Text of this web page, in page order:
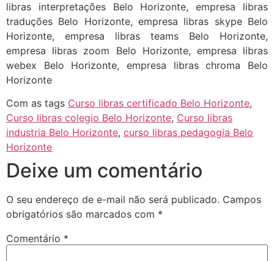
libras interpretações Belo Horizonte, empresa libras
traduções Belo Horizonte, empresa libras skype Belo
Horizonte, empresa libras teams Belo Horizonte,
empresa libras zoom Belo Horizonte, empresa libras
webex Belo Horizonte, empresa libras chroma Belo
Horizonte
Com as tags Curso libras certificado Belo Horizonte,
Curso libras colegio Belo Horizonte, Curso libras
industria Belo Horizonte, curso libras pedagogia Belo
Horizonte
Deixe um comentário
O seu endereço de e-mail não será publicado. Campos
obrigatórios são marcados com *
Comentário *